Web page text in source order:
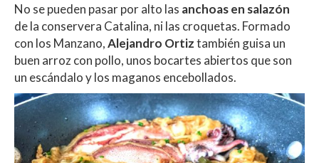
No se pueden pasar por alto las anchoas en salazón
de la conservera Catalina, ni las croquetas. Formado
con los Manzano,Alejandro Ortiztambién guisa un
buen arroz con pollo, unos bocartes abiertos que son
un escándalo y los maganos encebollados.